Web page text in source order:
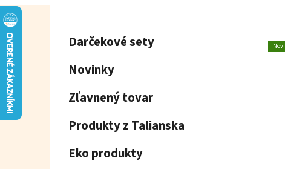
Preskočiť
kategórie
Darčekové sety
Novinky
Zľavnený tovar
Produkty z Talianska
Eko produkty